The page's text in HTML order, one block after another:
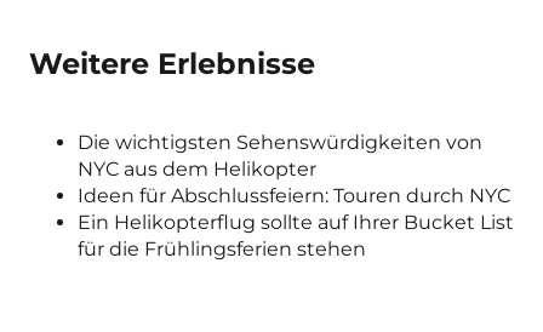
Weitere Erlebnisse
Die wichtigsten Sehenswürdigkeiten von
NYC aus dem Helikopter
Ideen für Abschlussfeiern: Touren durch NYC
Ein Helikopterflug sollte auf Ihrer Bucket List
für die Frühlingsferien stehen